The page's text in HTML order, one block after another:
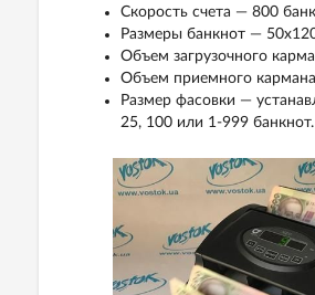
Скорость счета — 800
Размеры банкнот —
Объем загрузочного
Объем приемного
Размер фасовки —
25, 100 или 1-999 банкнот.